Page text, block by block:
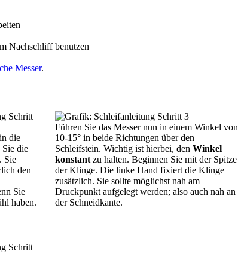
Nachschliff benutzen
Messer.
die
die
Sie
den
Sie
haben.
Führen Sie das Messer nun in einem Winkel von
10-15° in beide Richtungen über den
Schleifstein. Wichtig ist hierbei, den Winkel
konstant zu halten. Beginnen Sie mit der Spitze
der Klinge. Die linke Hand fixiert die Klinge
zusätzlich. Sie sollte möglichst nah am
Druckpunkt aufgelegt werden; also auch nah an
der Schneidkante.